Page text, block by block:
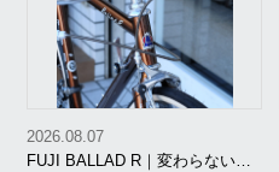
FUJI BALLAD R｜変わらないこ
2026.08.07